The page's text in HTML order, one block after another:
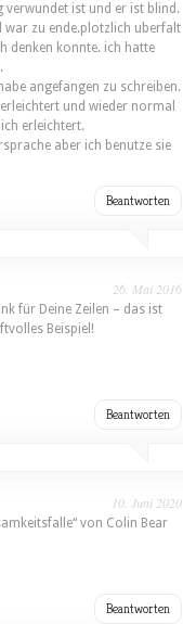
verwundet ist und er ist blind.
war zu ende.plotzlich uberfalt
denken konnte. ich hatte
angefangen zu schreiben.
und wieder normal
erleichtert.
aber ich benutze sie
Beantworten
26. Mai 2016
für Deine Zeilen – das ist
Beispiel!
Beantworten
10. Juni 2020
von Colin Bear
Beantworten